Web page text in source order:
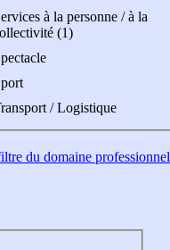
à la personne / à la
(1)
/ Logistique
du domaine professionnel